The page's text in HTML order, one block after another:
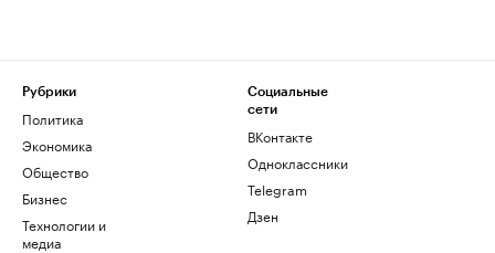
Рубрики
Политика
Экономика
Общество
Бизнес
Технологии и
медиа
Социальные
сети
ВКонтакте
Одноклассники
Telegram
Дзен